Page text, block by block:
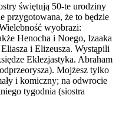
świętują 50-te urodziny
przygotowana, że to będzie
wyobrazi:
Henocha i Noego, Izaaka
i Elizeusza. Wystąpili
Eklezjastyka. Abraham
Mojżesz tylko
i komiczny; na odwrocie
tygodnia (siostra